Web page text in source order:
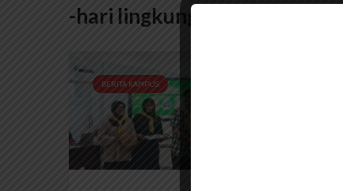
-hari lingkungan hidup sedunia
BERITA KAMPUS